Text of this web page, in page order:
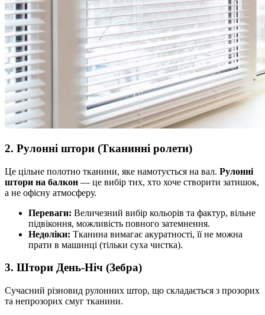
2. Рулонні штори (Тканинні ролети)
Це цільне полотно тканини, яке намотується на вал. Рулонні
штори на балкон — це вибір тих, хто хоче створити затишок,
а не офісну атмосферу.
Переваги: Величезний вибір кольорів та фактур, вільне
підвіконня, можливість повного затемнення.
Недоліки: Тканина вимагає акуратності, її не можна
прати в машинці (тільки суха чистка).
3. Штори День-Ніч (Зебра)
Сучасний різновид рулонних штор, що складається з прозорих
та непрозорих смуг тканини.